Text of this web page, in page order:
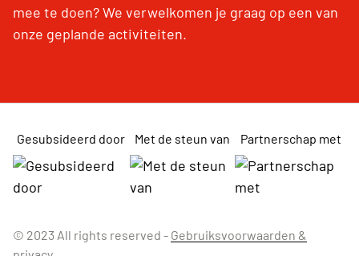
mee te doen? We verwelkomen je graag op een van
onze geplande activiteiten.
Gesubsideerd door Met de steun van Partnerschap met
© 2023 All rights reserved - Gebruiksvoorwaarden &